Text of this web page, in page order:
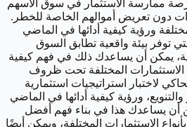
ممارسة الاستثمار في سوق الأسهم
دون تعريض أموالهم الخاصة للخطر.
ورؤية كيفية أدائها في الماضي
توفر بيئة واقعية تطابق السوق
يمكن أن يساعدك ذلك في فهم كيفية
المختلفة تحت ظروف
لاختبار استراتيجيات استثمارية
ورؤية كيفية أدائها في الماضي
أن يساعدك هذا في بناء فهم أفضل
الاستثمارات المختلفة، ويمكن أيضًا